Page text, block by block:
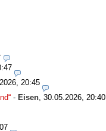
20:45
- Eisen 30.05.2026, 20:40